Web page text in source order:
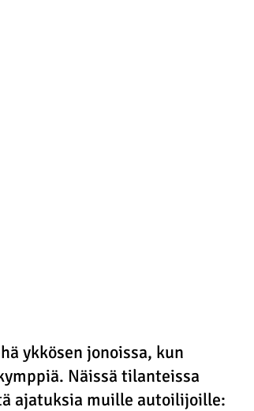
ykkösen jonoissa, kun
Näissä tilanteissa
ajatuksia muille autoilijoille: